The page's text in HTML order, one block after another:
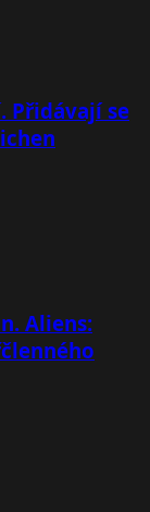
Přidávají se
Aliens: